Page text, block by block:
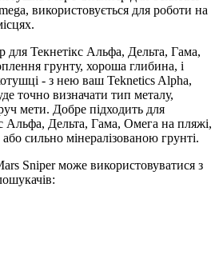
використовується для роботи на
Текнетікс Альфа, Дельта, Гама,
грунту, хороша глибина, і
- з нею ваш Teknetics Alpha,
точно визначати тип металу,
мети. Добре підходить для
Альфа, Дельта, Гама, Омега на пляжі,
сильно мінералізованою грунті.
Sniper може використовуватися з